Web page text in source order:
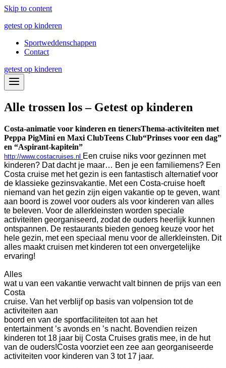
Skip to content
getest op kinderen
Sportweddenschappen
Contact
getest op kinderen
Alle trossen los – Getest op kinderen
Costa-animatie voor kinderen en tienersThema-activiteiten met
Peppa PigMini en Maxi ClubTeens Club“Prinses voor een dag”
en “Aspirant-kapitein”
http://www.costacruises.nl Een cruise niks voor gezinnen met
kinderen? Dat dacht je maar… Ben je een familiemens? Een
Costa cruise met het gezin is een fantastisch alternatief voor
de klassieke gezinsvakantie. Met een Costa-cruise hoeft
niemand van het gezin zijn eigen vakantie op te geven, want
aan boord is zowel voor ouders als voor kinderen van alles
te beleven. Voor de allerkleinsten worden speciale
activiteiten georganiseerd, zodat de ouders heerlijk kunnen
ontspannen. De restaurants bieden genoeg keuze voor het
hele gezin, met een speciaal menu voor de allerkleinsten. Dit
alles maakt cruisen met kinderen tot een onvergetelijke
ervaring!
Alles
wat u van een vakantie verwacht valt binnen de prijs van een
Costa
cruise. Van het verblijf op basis van volpension tot de
activiteiten aan
boord en van de sportfaciliteiten tot aan het
entertainment ’s avonds en ’s nacht. Bovendien reizen
kinderen tot 18 jaar bij Costa Cruises gratis mee, in de hut
van de ouders!Costa voorziet een zee aan georganiseerde
activiteiten voor kinderen van 3 tot 17 jaar.